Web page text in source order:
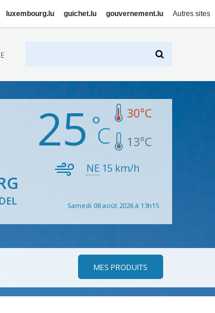
luxembourg.lu guichet.lu gouvernement.lu Autres sites
25 30°C
13°C
NE 15 km/h
Samedi 08 août 2026 à 13h15
MES PRODUITS